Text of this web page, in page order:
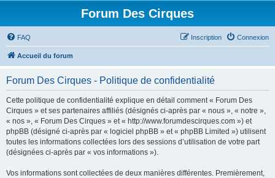
Forum Des Cirques
FAQ Connexion
Inscription
Accueil du forum
Forum Des Cirques - Politique de confidentialité
Cette politique de confidentialité explique en détail comment « Forum Des
Cirques » et ses partenaires affiliés (désignés ci-après par « nous », « notre »,
« nos », « Forum Des Cirques » et « http://www.forumdescirques.com ») et
phpBB (désigné ci-après par « logiciel phpBB » et « phpBB Limited ») utilisent
toutes les informations collectées lors des sessions d’utilisation de votre part
(désignées ci-après par « vos informations »).
Vos informations sont collectées de deux manières différentes. Premièrement,